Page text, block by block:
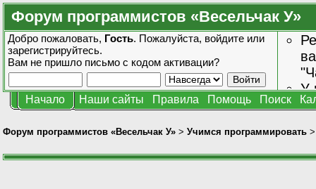
Форум программистов «Весельчак У»
Добро пожаловать, Гость. Пожалуйста, войдите или
зарегистрируйтесь.
Вам не пришло письмо с кодом активации?
У
Начало Наши сайты Правила Помощь Поиск
Форум программистов «Весельчак У» > Учимся программировать